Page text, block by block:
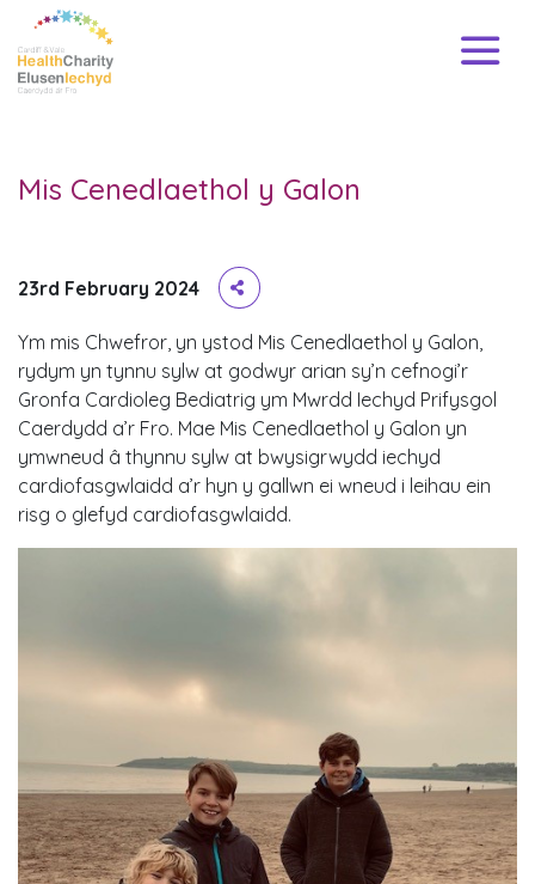
Mis Cenedlaethol y Galon
23rd February 2024
Ym mis Chwefror, yn ystod Mis Cenedlaethol y Galon,
rydym yn tynnu sylw at godwyr arian sy’n cefnogi’r
Gronfa Cardioleg Bediatrig ym Mwrdd Iechyd Prifysgol
Caerdydd a’r Fro. Mae Mis Cenedlaethol y Galon yn
ymwneud â thynnu sylw at bwysigrwydd iechyd
cardiofasgwlaidd a’r hyn y gallwn ei wneud i leihau ein
risg o glefyd cardiofasgwlaidd.